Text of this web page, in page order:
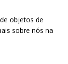
objetos de
sobre nós na